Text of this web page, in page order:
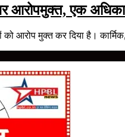
एक
आरोप मुक्त कर दिया है।